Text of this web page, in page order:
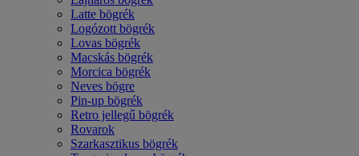
Latte bögrék
Logózott bögrék
Lovas bögrék
Macskás bögrék
Morcica bögrék
Neves bögre
Pin-up bögrék
Retro jellegű bögrék
Rovarok
Szarkasztikus bögrék